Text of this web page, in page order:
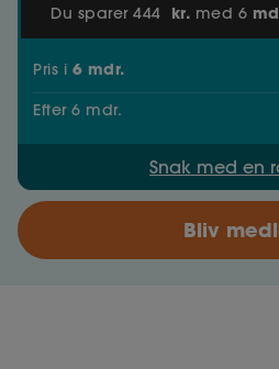
Du sparer 444 kr. med 6
Pris i 6 mdr.
Efter 6 mdr.
Snak med en
Bliv